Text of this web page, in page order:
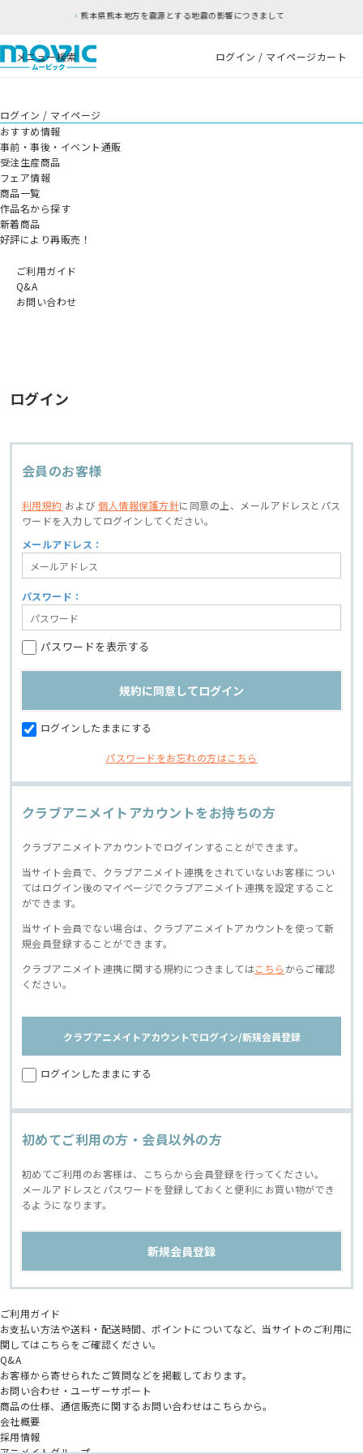
熊本県熊本地方を震源とする地震の影響につきまして
メニュー検索 ログイン / マイページカート
ログイン / マイページ
おすすめ情報
事前・事後・イベント通販
受注生産商品
フェア情報
商品一覧
作品名から探す
新着商品
好評により再販売！
ご利用ガイド
Q&A
お問い合わせ
ログイン
会員のお客様
利用規約 および個人情報保護方針に同意の上、
メールアドレスとパス
ワードを入力してログインしてください。
メールアドレス：
パスワード：
パスワードを表示する
ログインしたままにする
パスワードをお忘れの方はこちら
クラブアニメイトアカウントをお持ちの方
クラブアニメイトアカウントでログインすることができます。
当サイト会員で、クラブアニメイト連携をされていないお客様につい
てはログイン後のマイページでクラブアニメイト連携を設定すること
ができます。
当サイト会員でない場合は、クラブアニメイトアカウントを使って新
規会員登録することができます。
クラブアニメイト連携に関する規約につきましてはこちら からご確認
ください。
クラブアニメイトアカウントでログイン/新規会員登録
ログインしたままにする
初めてご利用の方・会員以外の方
初めてご利用のお客様は、こちらから会員登録を行ってください。
メールアドレスとパスワードを登録しておくと便利にお買い物ができ
るようになります。
ご利用ガイド
お支払い方法や送料・配送時間、ポイントについてなど、当サイトのご利用に
関してはこちらをご確認ください。
Q&A
お客様から寄せられたご質問などを掲載しております。
お問い合わせ・ユーザーサポート
商品の仕様、通信販売に関するお問い合わせはこちらから。
会社概要
採用情報